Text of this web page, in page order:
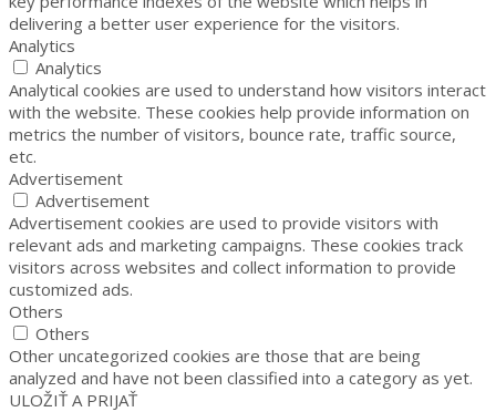
delivering a better user experience for the visitors.
Analytics
Analytics
Analytical cookies are used to understand how visitors interact
with the website. These cookies help provide information on
metrics the number of visitors, bounce rate, traffic source,
etc.
Advertisement
Advertisement
Advertisement cookies are used to provide visitors with
relevant ads and marketing campaigns. These cookies track
visitors across websites and collect information to provide
customized ads.
Others
Others
Other uncategorized cookies are those that are being
analyzed and have not been classified into a category as yet.
ULOŽIŤ A PRIJAŤ